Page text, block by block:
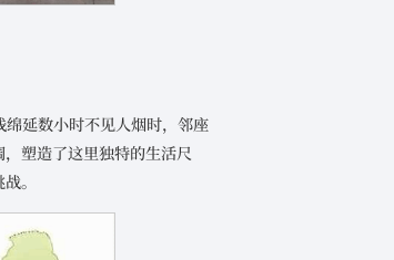
延数小时不见人烟时，邻座
塑造了这里独特的生活尺
。